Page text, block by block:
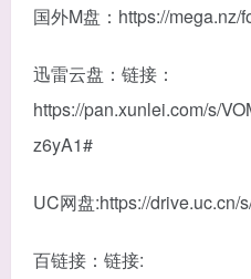
国外M盘：https://
迅雷云盘：链接：
https://pan.xunlei.com/s/
z6yA1#
UC网盘:https://drive.uc.cn/
百链接：链接: